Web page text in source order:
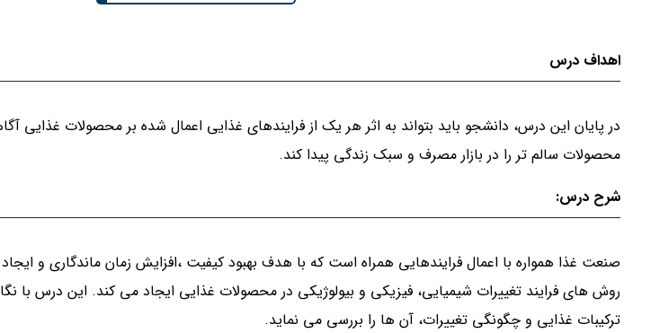
اهداف درس
در پایان این درس، دانشجو باید بتواند به اثر هر یک از فرایندهای غذایی اعمال شده بر محصولات غذایی
محصولات سالم تر را در بازار مصرف و سبک زندگی پیدا کند.
شرح درس:
صنعت غذا همواره با اعمال فرایندهایی همراه است که با هدف بهبود کیفیت ،افزایش زمان ماندگاری و
روش های فرایند تغییرات شیمیایی، فیزیکی و بیولوژیکی در محصولات غذایی ایجاد می کند. این درس با
ترکیبات غذایی و چگونگی تغییرات، آن ها را بررسی می نماید.